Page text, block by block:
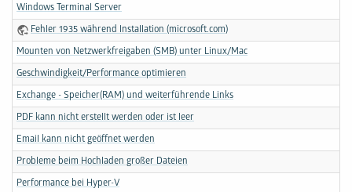
Windows Terminal Server
Fehler 1935 während Installation (microsoft.com)
Mounten von Netzwerkfreigaben (SMB) unter Linux/Mac
Geschwindigkeit/Performance optimieren
Exchange - Speicher(RAM) und weiterführende Links
PDF kann nicht erstellt werden oder ist leer
Email kann nicht geöffnet werden
Probleme beim Hochladen großer Dateien
Performance bei Hyper-V